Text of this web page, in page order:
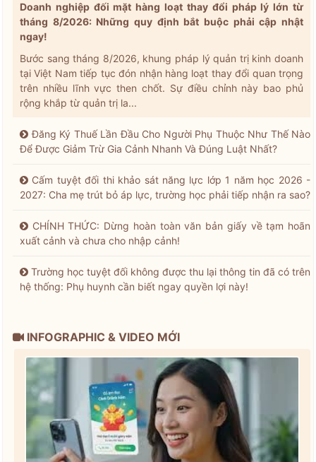
Doanh nghiệp đối mặt hàng loạt thay đổi pháp lý lớn từ
tháng 8/2026: Những quy định bắt buộc phải cập nhật
ngay!
Bước sang tháng 8/2026, khung pháp lý quản trị kinh doanh
tại Việt Nam tiếp tục đón nhận hàng loạt thay đổi quan trọng
trên nhiều lĩnh vực then chốt. Sự điều chỉnh này bao phủ
rộng khắp từ quản trị la...
Đăng Ký Thuế Lần Đầu Cho Người Phụ Thuộc Như Thế Nào
Để Được Giảm Trừ Gia Cảnh Nhanh Và Đúng Luật Nhất?
Cấm tuyệt đối thi khảo sát năng lực lớp 1 năm học 2026 -
2027: Cha mẹ trút bỏ áp lực, trường học phải tiếp nhận ra sao?
CHÍNH THỨC: Dừng hoàn toàn văn bản giấy về tạm hoãn
xuất cảnh và chưa cho nhập cảnh!
Trường học tuyệt đối không được thu lại thông tin đã có trên
hệ thống: Phụ huynh cần biết ngay quyền lợi này!
INFOGRAPHIC & VIDEO MỚI